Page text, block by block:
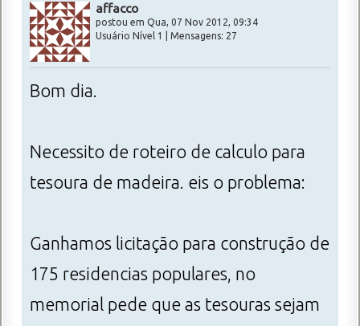
affacco
postou em Qua, 07 Nov 2012, 09:34
Usuário Nível 1 | Mensagens: 27
Bom dia.
Necessito de roteiro de calculo para
tesoura de madeira. eis o problema:
Ganhamos licitação para construção de
175 residencias populares, no
memorial pede que as tesouras sejam